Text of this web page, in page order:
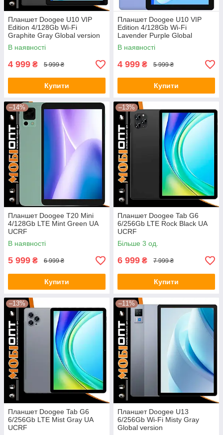
Планшет Doogee U10 VIP
Edition 4/128Gb Wi-Fi
Graphite Gray Global version
В наявності
4 999 ₴ 5 999 ₴
Купити
Планшет Doogee U10 VIP
Edition 4/128Gb Wi-Fi
Lavender Purple Global
version
В наявності
4 999 ₴ 5 999 ₴
Купити
–14%
Планшет Doogee T20 Mini
4/128Gb LTE Mint Green UA
UCRF
В наявності
5 999 ₴ 6 999 ₴
Купити
–13%
Планшет Doogee Tab G6
6/256Gb LTE Rock Black UA
UCRF
Більше 3 од.
6 999 ₴ 7 999 ₴
Купити
–13%
Планшет Doogee Tab G6
6/256Gb LTE Mist Gray UA
UCRF
–11%
Планшет Doogee U13
6/256Gb Wi-Fi Misty Gray
Global version